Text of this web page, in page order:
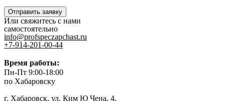
Отправить заявку
Или свяжитесь с нами
самостоятельно
info@profspeczapchast.ru
+7-914-201-00-44
Время работы:
Пн-Пт 9:00-18:00
по Хабаровску
г. Хабаровск, ул. Ким Ю Чена, 4,